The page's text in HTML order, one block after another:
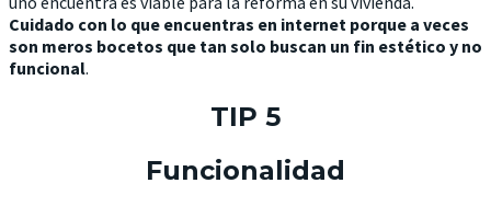
Cuidado con lo que encuentras en internet porque a veces
son meros bocetos que tan solo buscan un fin estético y no
funcional.
TIP 5
Funcionalidad